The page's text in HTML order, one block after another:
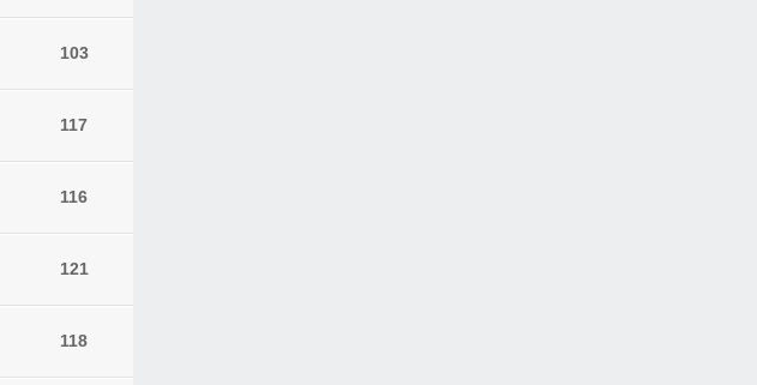
103
117
116
121
118